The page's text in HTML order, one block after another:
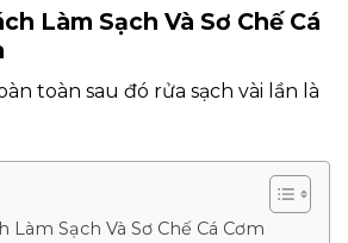
Làm Sạch Và Sơ Chế Cá
toàn sau đó rửa sạch vài lần là
Làm Sạch Và Sơ Chế Cá Cơm